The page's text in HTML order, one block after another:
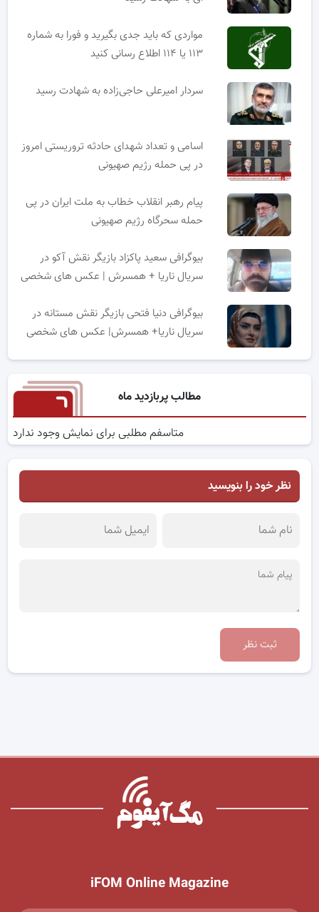
مواردی که باید جدی بگیرید و فورا به شماره
۱۱۳ یا ۱۱۴ اطلاع رسانی کنید
سردار امیرعلی حاجی‌زاده به شهادت رسید
اسامی و تعداد شهدای حادثه تروریستی امروز
در پی حمله رژیم صهیونی
پیام رهبر انقلاب خطاب به ملت ایران در پی
حمله سحرگاه رژیم صهیونی
بیوگرافی سعید پاکزاد بازیگر نقش آکو در
سریال ناریا + همسرش | عکس های شخصی
بیوگرافی دنیا فتحی بازیگر نقش مستانه در
سریال ناریا+ همسرش| عکس های شخصی
مطالب پربازدید ماه
متاسفم مطلبی برای نمایش وجود ندارد
نظر خود را بنویسید
ثبت نظر
iFOM Online Magazine